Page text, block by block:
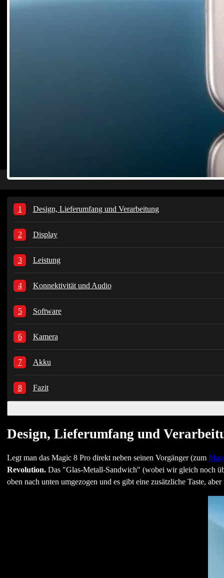
Design, Lieferumfang und Verarbeitung
Display
Leistung
Konnektivität und Audio
Software
Kamera
Akku
Fazit
Design, Lieferumfang und
Legt man das Magic 8 Pro direkt neben seinen Vorgänger (zum
Revolution.Das "Glas-Metall-Sandwich" (wobei wir gleich noch
oben nach unten umgezogen und es gibt eine zusätzliche Taste,